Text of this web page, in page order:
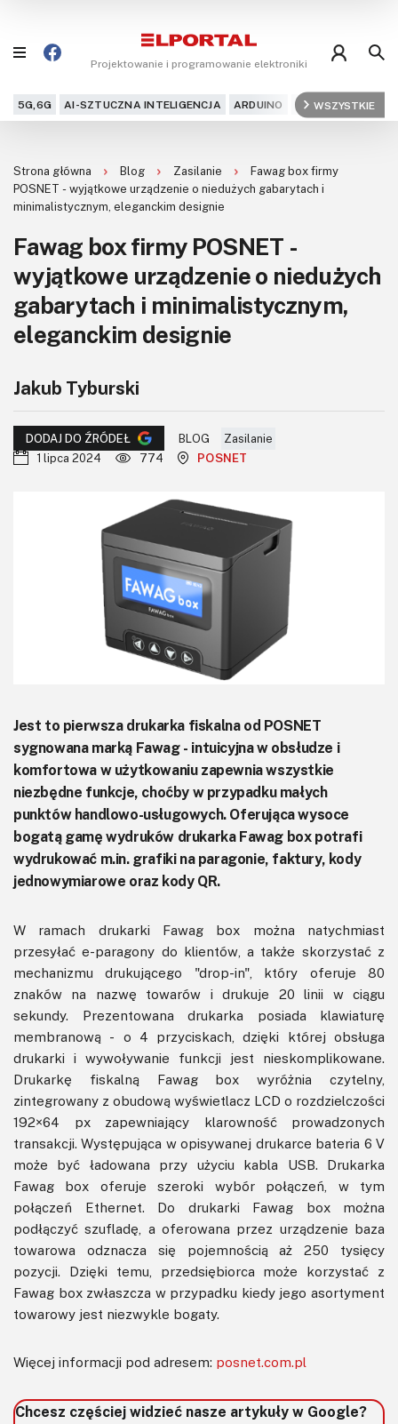
Projektowanie i programowanie elektroniki
5G,6G AI-SZTUCZNA INTELIGENCJA ARDUINO ARM AUDIO
WSZYSTKIE
Projekty
DIY+
Czytelnia
KITy AVT
Kontakt
Magazyny
Archiwum
Do pobrania
Strona główna Blog Zasilanie
Fawag box firmy
POSNET - wyjątkowe urządzenie o niedużych gabarytach i
minimalistycznym, eleganckim designie
Fawag box firmy POSNET -
wyjątkowe urządzenie o niedużych
gabarytach i minimalistycznym,
eleganckim designie
Jakub Tyburski
DODAJ DO ŹRÓDEŁ BLOG
Zasilanie
1 lipca 2024
774 POSNET
Jest to pierwsza drukarka fiskalna od POSNET
sygnowana marką Fawag - intuicyjna w obsłudze i
komfortowa w użytkowaniu zapewnia wszystkie
niezbędne funkcje, choćby w przypadku małych
punktów handlowo-usługowych. Oferująca wysoce
bogatą gamę wydruków drukarka Fawag box potrafi
wydrukować m.in. grafiki na paragonie, faktury, kody
jednowymiarowe oraz kody QR.
W ramach drukarki Fawag box można natychmiast
przesyłać e-paragony do klientów, a także skorzystać z
mechanizmu drukującego "drop-in", który oferuje 80
znaków na nazwę towarów i drukuje 20 linii w ciągu
sekundy. Prezentowana drukarka posiada klawiaturę
membranową - o 4 przyciskach, dzięki której obsługa
drukarki i wywoływanie funkcji jest nieskomplikowane.
Drukarkę fiskalną Fawag box wyróżnia czytelny,
zintegrowany z obudową wyświetlacz LCD o rozdzielczości
192×64 px zapewniający klarowność prowadzonych
transakcji. Występująca w opisywanej drukarce bateria 6 V
może być ładowana przy użyciu kabla USB. Drukarka
Fawag box oferuje szeroki wybór połączeń, w tym
połączeń Ethernet. Do drukarki Fawag box można
podłączyć szufladę, a oferowana przez urządzenie baza
towarowa odznacza się pojemnością aż 250 tysięcy
pozycji. Dzięki temu, przedsiębiorca może korzystać z
Fawag box zwłaszcza w przypadku kiedy jego asortyment
towarowy jest niezwykle bogaty.
Więcej informacji pod adresem: posnet.com.pl
Chcesz częściej widzieć nasze artykuły w Google?